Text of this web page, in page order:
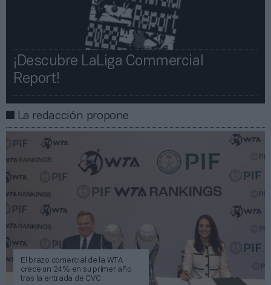
¡Descubre LaLiga Commercial
Report!​​
La redacción propone
El brazo comercial de la WTA
crece un 24% en su primer año
tras la entrada de CVC